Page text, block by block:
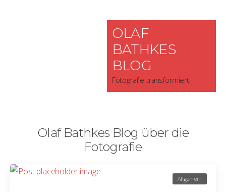
OLAF
BATHKES
BLOG
Fotografie transformiert!
Olaf Bathkes Blog über die
Fotografie
Allgemein